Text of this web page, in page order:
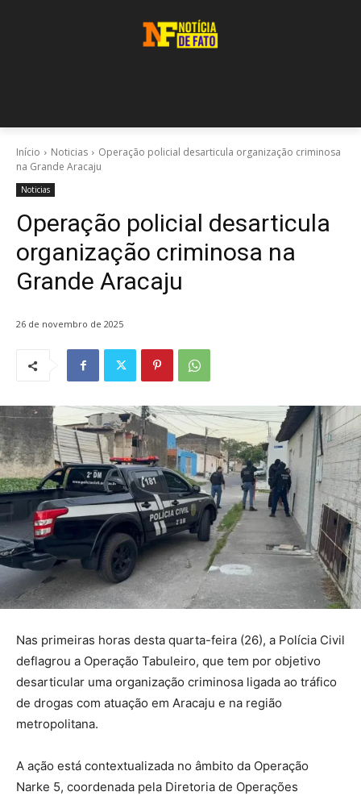
Início Noticias
Operação policial desarticula organização criminosa
na Grande Aracaju
Noticias
Operação policial desarticula
organização criminosa na
Grande Aracaju
26 de novembro de 2025
Nas primeiras horas desta quarta-feira (26), a Polícia Civil
deflagrou a Operação Tabuleiro, que tem por objetivo
desarticular uma organização criminosa ligada ao tráfico
de drogas com atuação em Aracaju e na região
metropolitana.
A ação está contextualizada no âmbito da Operação
Narke 5, coordenada pela Diretoria de Operações